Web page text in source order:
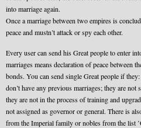
into marriage again.
Once a marriage between two empires is
peace and mustn’t attack or spy each other.
Every user can send his Great people to enter
marriages means declaration of peace between
bonds. You can send single Great people if
don’t have any previous marriages; they are
they are not in the process of training and
not assigned as governor or general. There is
from the Imperial family or nobles from the list